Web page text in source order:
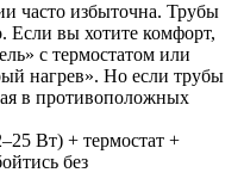
часто избыточна. Трубы
Если вы хотите комфорт,
с термостатом или
нагрев». Но если трубы
в противоположных
Вт) + термостат +
без